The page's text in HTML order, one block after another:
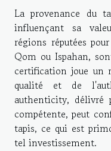
La provenance du
influençant sa
régions réputées
Qom ou Ispahan,
certification joue un
qualité et de
authenticity, délivré
compétente, peut
tapis, ce qui est
tel investissement.